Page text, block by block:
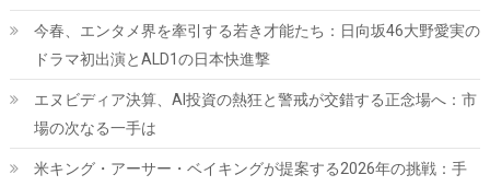
今春、エンタメ界を牽引する若き才能たち：日向坂46大野愛実の
ドラマ初出演とALD1の日本快進撃
エヌビディア決算、AI投資の熱狂と警戒が交錯する正念場へ：市
場の次なる一手は
米キング・アーサー・ベイキングが提案する2026年の挑戦：手